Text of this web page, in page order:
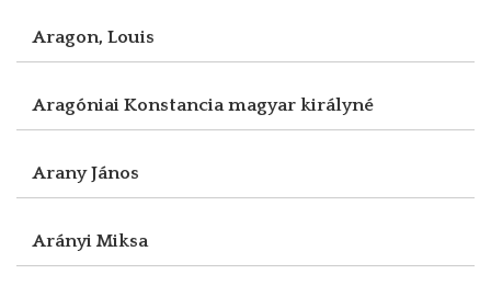
Aragon, Louis
Aragóniai Konstancia magyar királyné
Arany János
Arányi Miksa